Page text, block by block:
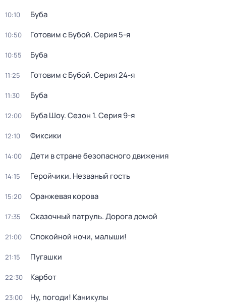
10:10 Буба
10:50 Готовим с Бубой. Серия 5-я
10:55 Буба
11:25 Готовим с Бубой. Серия 24-я
11:30 Буба
12:00 Буба Шоу. Сезон 1. Серия 9-я
12:10 Фиксики
14:00 Дети в стране безопасного движения
14:15 Геройчики. Незваный гость
15:20 Оранжевая корова
17:35 Сказочный патруль. Дорога домой
21:00 Спокойной ночи, малыши!
21:15 Пугашки
22:30 Карбот
23:00 Ну, погоди! Каникулы